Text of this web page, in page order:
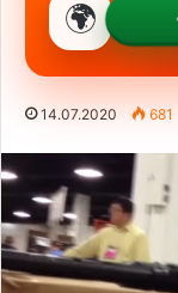
🌍
14.07.2020 681